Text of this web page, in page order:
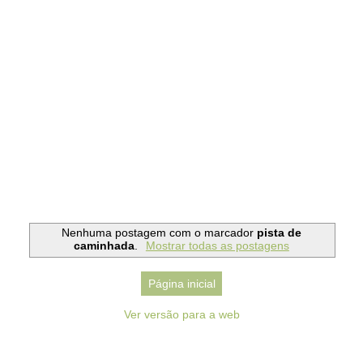
Nenhuma postagem com o marcador pista de
caminhada. Mostrar todas as postagens
Página inicial
Ver versão para a web